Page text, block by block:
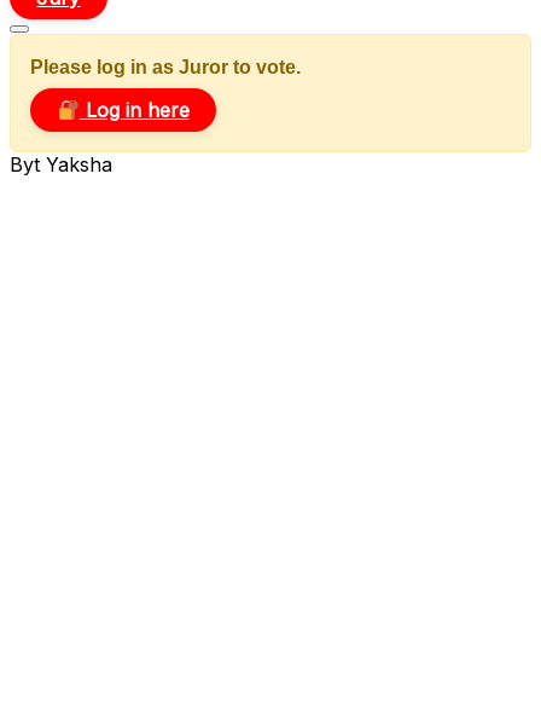
Please log in as Juror to vote.
Log in here
Byt Yaksha